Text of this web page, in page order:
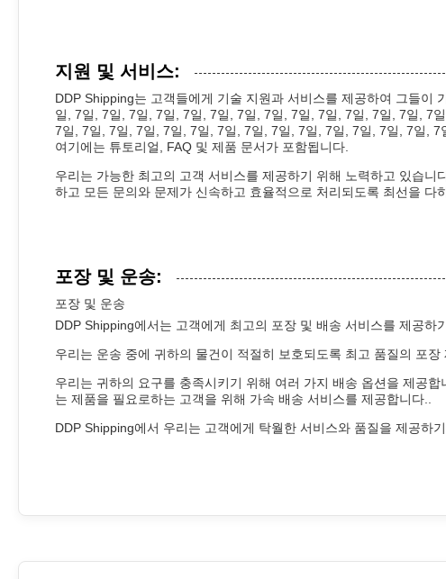
지원 및 서비스:
DDP Shipping는 고객들에게 기술 지원과 서비스를 제공하여 그들
일, 7일, 7일, 7일, 7일, 7일, 7일, 7일, 7일, 7일, 7일, 7일, 7일, 7일, 7
7일, 7일, 7일, 7일, 7일, 7일, 7일, 7일, 7일, 7일, 7일, 7일, 7일, 7일,
여기에는 튜토리얼, FAQ 및 제품 문서가 포함됩니다.
우리는 가능한 최고의 고객 서비스를 제공하기 위해 노력하고 있습
하고 모든 문의와 문제가 신속하고 효율적으로 처리되도록 최선을 다
포장 및 운송:
포장 및 운송
DDP Shipping에서는 고객에게 최고의 포장 및 배송 서비스를 제공
우리는 운송 중에 귀하의 물건이 적절히 보호되도록 최고 품질의 포
우리는 귀하의 요구를 충족시키기 위해 여러 가지 배송 옵션을 제공
는 제품을 필요로하는 고객을 위해 가속 배송 서비스를 제공합니다..
DDP Shipping에서 우리는 고객에게 탁월한 서비스와 품질을 제공하